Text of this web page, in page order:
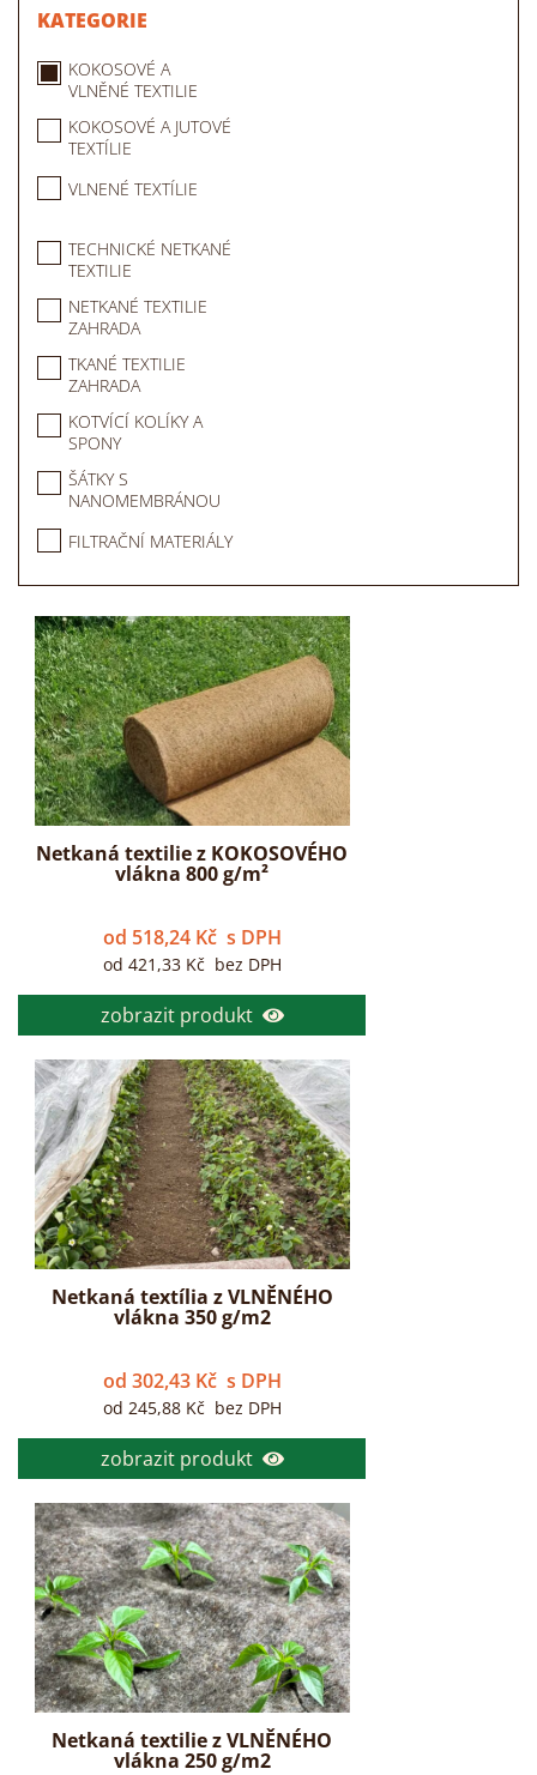
KATEGORIE
KOKOSOVÉ A
VLNĚNÉ TEXTILIE
KOKOSOVÉ A JUTOVÉ
TEXTÍLIE
VLNENÉ TEXTÍLIE
TECHNICKÉ NETKANÉ
TEXTILIE
NETKANÉ TEXTILIE
ZAHRADA
TKANÉ TEXTILIE
ZAHRADA
KOTVÍCÍ KOLÍKY A
SPONY
ŠÁTKY S
NANOMEMBRÁNOU
FILTRAČNÍ MATERIÁLY
Netkaná textilie z KOKOSOVÉHO
vlákna 800 g/m²
od 518,24 Kč s DPH
od 421,33 Kč bez DPH
zobrazit produkt
Netkaná textília z VLNĚNÉHO
vlákna 350 g/m2
od 302,43 Kč s DPH
od 245,88 Kč bez DPH
zobrazit produkt
Netkaná textilie z VLNĚNÉHO
vlákna 250 g/m2